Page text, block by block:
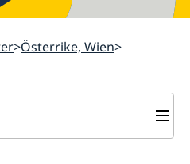
Österrike, Wien